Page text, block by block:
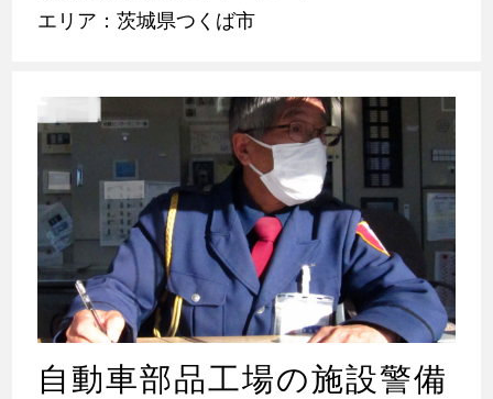
エリア：茨城県つくば市
自動車部品工場の施設警備